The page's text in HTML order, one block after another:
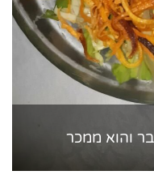
והוא ממכר